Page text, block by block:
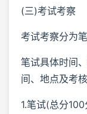
(三)考试考察
考试考察分为
笔试具体时间
间、地点及考
1.笔试(总分